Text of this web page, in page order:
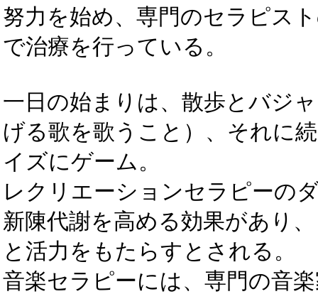
努力を始め、専門のセラピス
で治療を行っている。
一日の始まりは、散歩とバジ
げる歌を歌うこと）、それに
イズにゲーム。
レクリエーションセラピーの
新陳代謝を高める効果があり
と活力をもたらすとされる。
音楽セラピーには、専門の音